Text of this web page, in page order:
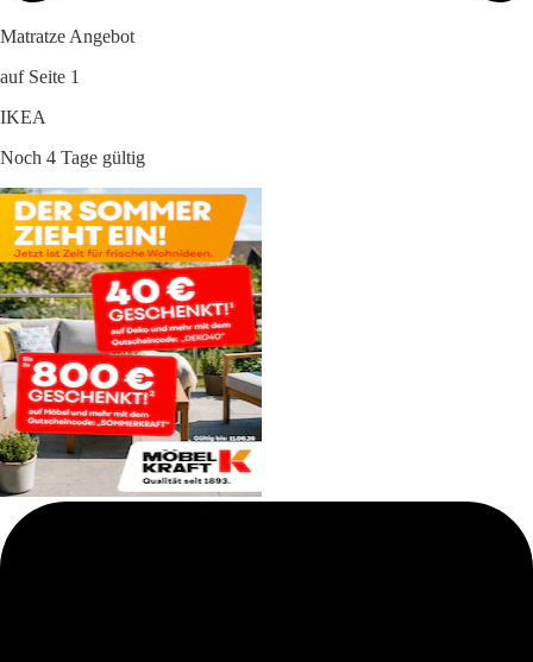
Matratze Angebot
auf Seite 1
IKEA
Noch 4 Tage gültig